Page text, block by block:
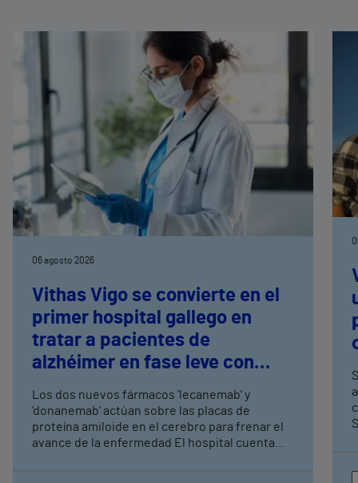
06 agosto 2026
Vithas Vigo se convierte en el
primer hospital gallego en
tratar a pacientes de
alzhéimer en fase leve con
terapias antiamiloide
Los dos nuevos fármacos 'lecanemab' y
'donanemab' actúan sobre las placas de
proteína amiloide en el cerebro para frenar el
avance de la enfermedad El hospital cuenta